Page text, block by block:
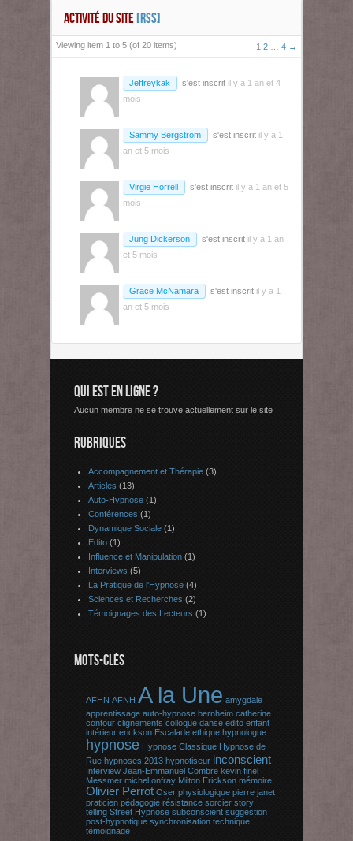
ACTIVITÉ DU SITE [RSS]
Viewing item 1 to 5 (of 20 items) 1 2 4 →
Jeffreykak s'est inscrit il y a 1 an et 4
mois
Sammy Bergstrom s'est inscrit il y a 1
an et 5 mois
Virgie Horrell s'est inscrit il y a 1 an et 5
mois
Jung Dickerson s'est inscrit il y a 1 an
et 5 mois
Grace McNamara s'est inscrit il y a 1
an et 5 mois
QUI EST EN LIGNE ?
Aucun membre ne se trouve actuellement sur le site
RUBRIQUES
Accompagnement et Thérapie (3)
Articles (13)
Auto-Hypnose (1)
Conférences (1)
Dynamique Sociale (1)
Edito (1)
Influence et Manipulation (1)
Interviews (5)
La Pratique de l'Hypnose (4)
Sciences et Recherches (2)
Témoignages des Lecteurs (1)
MOTS-CLÉS
AFHN AFNH A la Une amygdale
apprentissage auto-hypnose bernheim catherine
contour clignements colloque danse edito enfant
intérieur erickson Escalade ethique hypnologue
hypnose Hypnose Classique Hypnose de
Rue hypnoses 2013 hypnotiseur inconscient
Interview Jean-Emmanuel Combre kevin finel
Messmer michel onfray Milton Erickson mémoire
Olivier Perrot Oser physiologique pierre janet
praticien pédagogie résistance sorcier story
telling Street Hypnose subconscient suggestion
post-hypnotique synchronisation technique
témoignage